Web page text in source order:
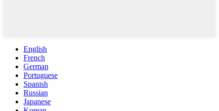
English
French
German
Portuguese
Spanish
Russian
Japanese